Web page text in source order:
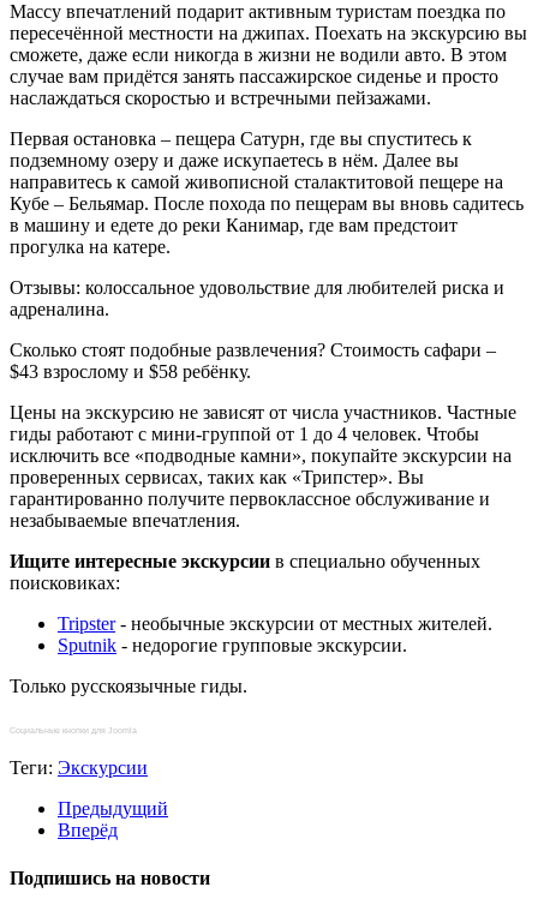
Массу впечатлений подарит активным туристам поездка по
пересечённой местности на джипах. Поехать на экскурсию вы
сможете, даже если никогда в жизни не водили авто. В этом
случае вам придётся занять пассажирское сиденье и просто
наслаждаться скоростью и встречными пейзажами.
Первая остановка – пещера Сатурн, где вы спуститесь к
подземному озеру и даже искупаетесь в нём. Далее вы
направитесь к самой живописной сталактитовой пещере на
Кубе – Бельямар. После похода по пещерам вы вновь садитесь
в машину и едете до реки Канимар, где вам предстоит
прогулка на катере.
Отзывы: колоссальное удовольствие для любителей риска и
адреналина.
Сколько стоят подобные развлечения? Стоимость сафари –
$43 взрослому и $58 ребёнку.
Цены на экскурсию не зависят от числа участников. Частные
гиды работают с мини-группой от 1 до 4 человек. Чтобы
исключить все «подводные камни», покупайте экскурсии на
проверенных сервисах, таких как «Трипстер». Вы
гарантированно получите первоклассное обслуживание и
незабываемые впечатления.
Ищите интересные экскурсии в специально обученных
поисковиках:
Tripster- необычные экскурсии от местных жителей.
Sputnik - недорогие групповые экскурсии.
Только русскоязычные гиды.
Социальные кнопки для Joomla
Теги: Экскурсии
Предыдущий
Вперёд
Подпишись на новости